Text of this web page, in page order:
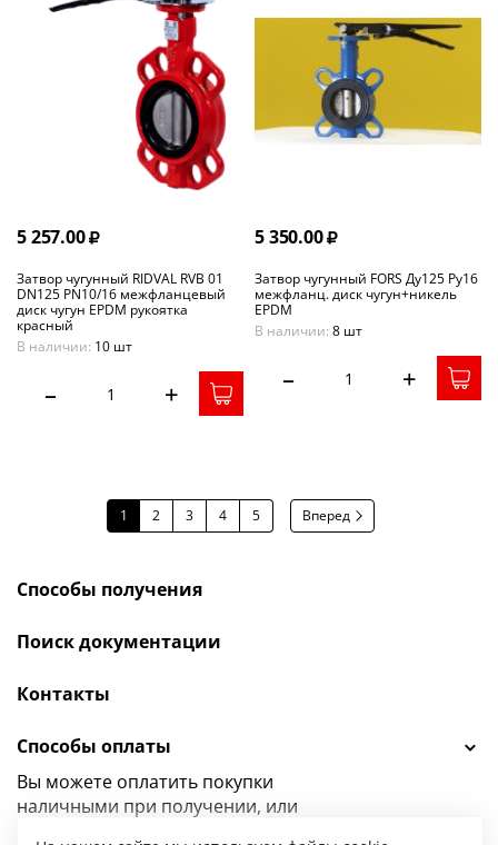
5 257.00
Затвор чугунный RIDVAL RVB 01
DN125 PN10/16 межфланцевый
диск чугун EPDM рукоятка
красный
В наличии: 10 шт
– +
5 350.00
Затвор чугунный FORS Ду125 Ру16
межфланц. диск чугун+никель
EPDM
В наличии: 8 шт
– +
1 2 3 4 5 Вперед
Способы получения
Поиск документации
Контакты
Способы оплаты
Вы можете оплатить покупки
наличными при получении, или